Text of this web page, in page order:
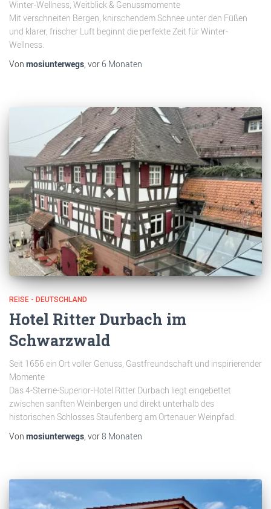
Winter-Wellness, Weitblick & Genussmomente
Mit verschneiten Bergen, knirschendem Schnee unter den Füßen
und klarer, frischer Luft beginnt die perfekte Zeit für Winter-
Wellness.
Von mosiunterwegs, vor 6 Monaten
REISE - DEUTSCHLAND
Hotel Ritter Durbach im
Schwarzwald
Seit 1656 ein Ort voller Genuss, Gastfreundschaft und inspirierender
Momente
Das 4-Sterne-Superior-Hotel Ritter Durbach liegt eingebettet
zwischen sanften Weinbergen und direkt unterhalb des
historischen Schlosses Staufenberg am Ortenauer Weinpfad.
Von mosiunterwegs, vor8 Monaten